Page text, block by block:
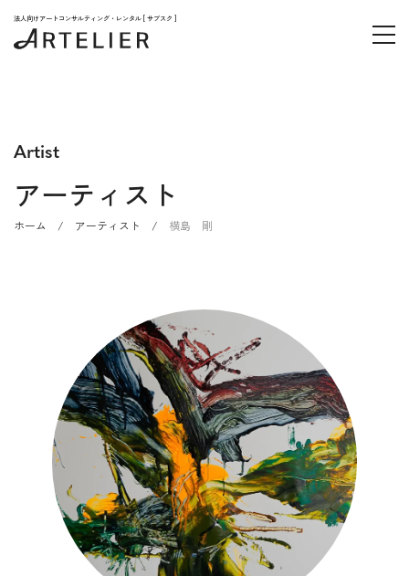
法人向けアートコンサルティング・レンタル [ サブスク ]
Artist
アーティスト
ホーム / アーティスト / 横島 剛